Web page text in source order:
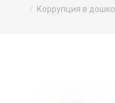
Коррупция в